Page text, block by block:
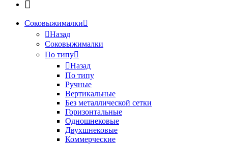
Соковыжималки
Назад
Соковыжималки
По типу
Назад
По типу
Ручные
Вертикальные
Без металлической сетки
Горизонтальные
Одношнековые
Двухшнековые
Коммерческие